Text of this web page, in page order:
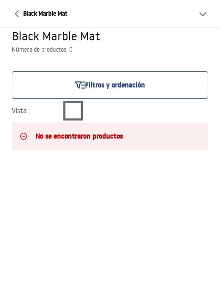
Black Marble Mat
Black Marble Mat
Número de productos: 0
Filtros y ordenación
Vista :
No se encontraron productos